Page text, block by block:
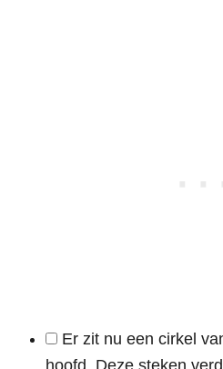
Er zit nu een cirkel
hoofd. Deze steken